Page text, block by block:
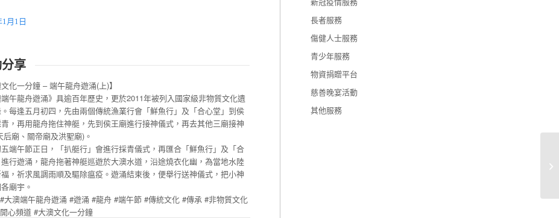
月1日
享
文化一分鐘 – 端午龍舟遊涌(上)】
端午龍舟遊涌》具逾百年歷史，更於2011年被列入國家級非物質文化遺
每逢五月初四，先由兩個傳統漁業行會「鮮魚行」及「合心堂」到侯
，再用龍舟拖住神艇，先到侯王廟進行接神儀式，再去其他三廟接神
后廟、關帝廟及洪聖廟)。
端午節正日，「扒艇行」會進行採青儀式，再匯合「鮮魚行」及「合
行遊涌，龍舟拖著神艇巡遊於大澳水道，沿途燒衣化幽，為當地水陸
，祈求風調雨順及驅除瘟疫。遊涌結束後，便舉行送神儀式，把小神
廟宇。
#大澳端午龍舟遊涌 #遊涌 #龍舟 #端午節 #傳統文化 #傳承 #非物質文化
心頻道 #大澳文化一分鐘
長者服務
傷健人士服務
青少年服務
物資捐贈平台
慈善晚宴活動
其他服務